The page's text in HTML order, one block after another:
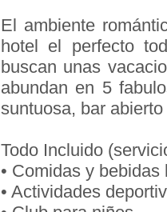
El ambiente
hotel el perfecto
buscan unas
abundan en 5
suntuosa, bar
Todo Incluido
• Comidas y bebidas
• Actividades